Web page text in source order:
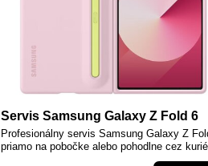
Servis Samsung Galaxy Z Fold 6
Profesionálny servis Samsung Galaxy Z
priamo na pobočke alebo pohodlne cez